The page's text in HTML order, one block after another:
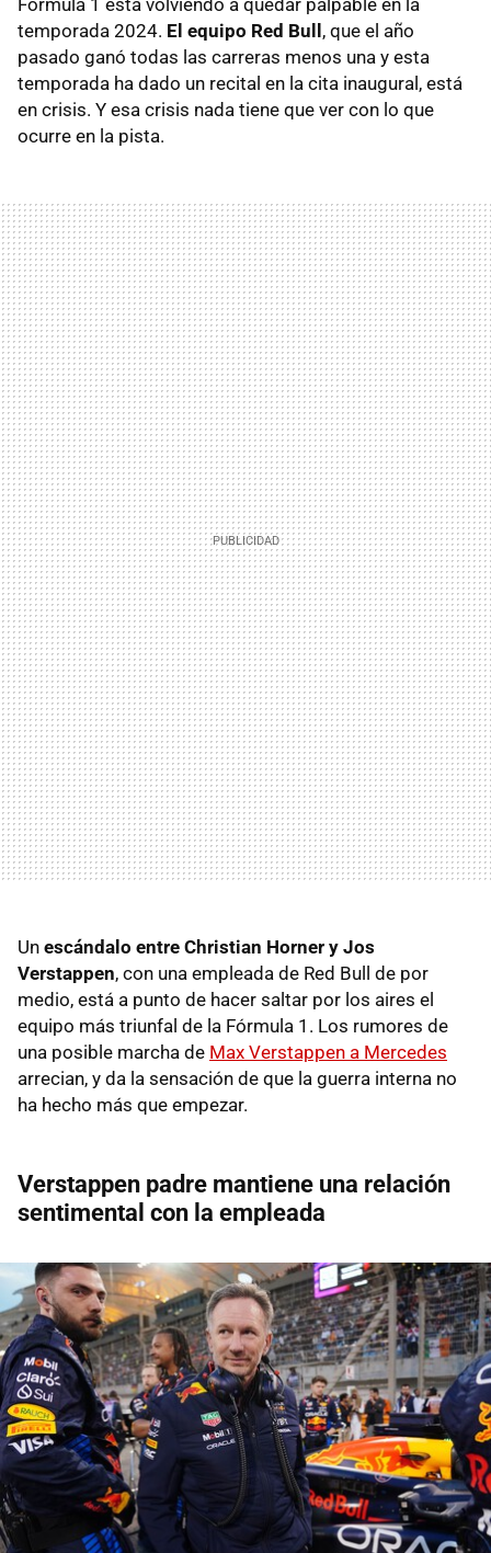
temporada 2024. El equipo Red Bull, que el año
pasado ganó todas las carreras menos una y esta
temporada ha dado un recital en la cita inaugural, está
en crisis. Y esa crisis nada tiene que ver con lo que
ocurre en la pista.
Un escándalo entre Christian Horner y Jos
Verstappen, con una empleada de Red Bull de por
medio, está a punto de hacer saltar por los aires el
equipo más triunfal de la Fórmula 1. Los rumores de
una posible marcha de Max Verstappen a Mercedes
arrecian, y da la sensación de que la guerra interna no
ha hecho más que empezar.
Verstappen padre mantiene una relación
sentimental con la empleada